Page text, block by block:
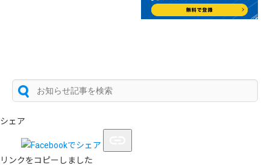
シェア
リンクをコピーしました